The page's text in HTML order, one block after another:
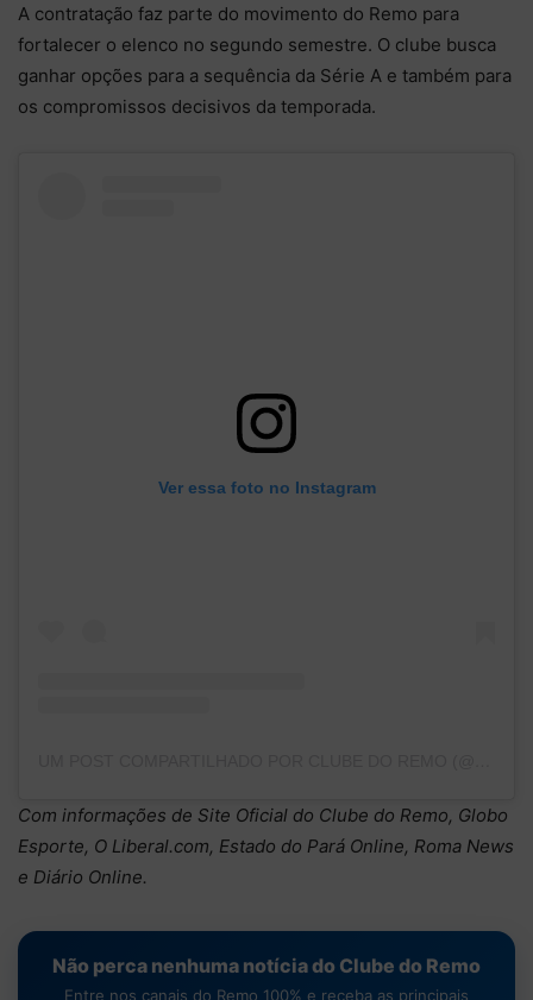
A contratação faz parte do movimento do Remo para
fortalecer o elenco no segundo semestre. O clube busca
ganhar opções para a sequência da Série A e também para
os compromissos decisivos da temporada.
Ver essa foto no Instagram
Com informações de Site Oficial do Clube do Remo, Globo
Esporte, O Liberal.com, Estado do Pará Online, Roma News
e Diário Online.
Não perca nenhuma notícia do Clube do Remo
Entre nos canais do Remo 100% e receba as principais